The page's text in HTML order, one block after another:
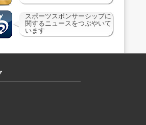
スポーツスポンサーシップに
関するニュースをつぶやいて
います